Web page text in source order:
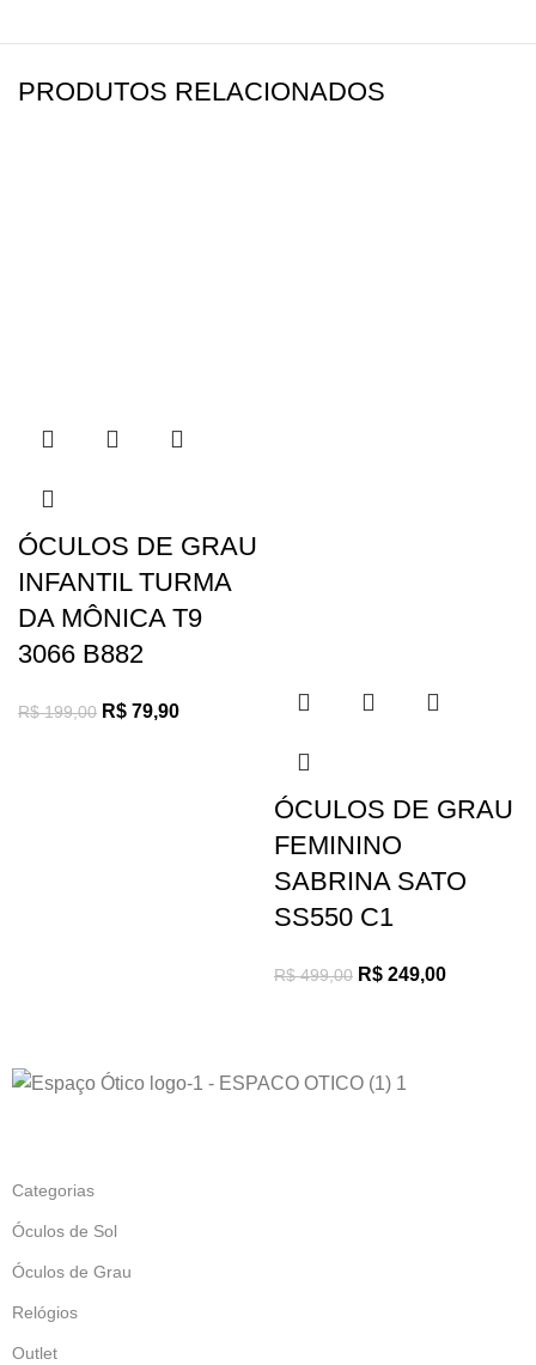
PRODUTOS RELACIONADOS
ÓCULOS DE GRAU
INFANTIL TURMA
DA MÔNICA T9
3066 B882
R$199,00 R$ 79,90
ÓCULOS DE GRAU
FEMININO
SABRINA SATO
SS550 C1
R$499,00 R$ 249,00
Categorias
Óculos de Sol
Óculos de Grau
Relógios
Outlet